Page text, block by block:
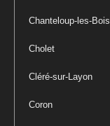
Chanteloup-les-Bois
Cholet
Cléré-sur-Layon
Coron